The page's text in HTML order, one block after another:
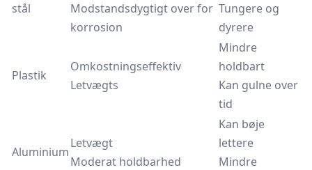
stål
Modstandsdygtigt over for
korrosion
Tungere og
dyrere
Plastik
Omkostningseffektiv
Letvægts
Mindre
holdbart
Kan gulne over
tid
Aluminium
Letvægt
Moderat holdbarhed
Kan bøje
lettere
Mindre